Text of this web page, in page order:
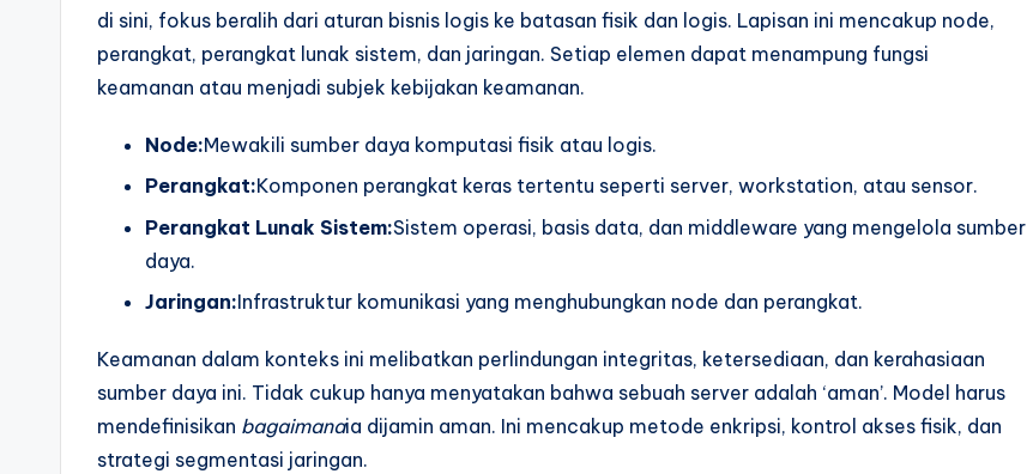
di sini, fokus beralih dari aturan bisnis logis ke batasan fisik dan logis. Lapisan ini mencakup node,
perangkat, perangkat lunak sistem, dan jaringan. Setiap elemen dapat menampung fungsi
keamanan atau menjadi subjek kebijakan keamanan.
Node:Mewakili sumber daya komputasi fisik atau logis.
Perangkat:Komponen perangkat keras tertentu seperti server, workstation, atau sensor.
Perangkat Lunak Sistem:Sistem operasi, basis data, dan middleware yang mengelola sumber
daya.
Jaringan:Infrastruktur komunikasi yang menghubungkan node dan perangkat.
Keamanan dalam konteks ini melibatkan perlindungan integritas, ketersediaan, dan kerahasiaan
sumber daya ini. Tidak cukup hanya menyatakan bahwa sebuah server adalah ‘aman’. Model harus
mendefinisikan bagaimanaia dijamin aman. Ini mencakup metode enkripsi, kontrol akses fisik, dan
strategi segmentasi jaringan.